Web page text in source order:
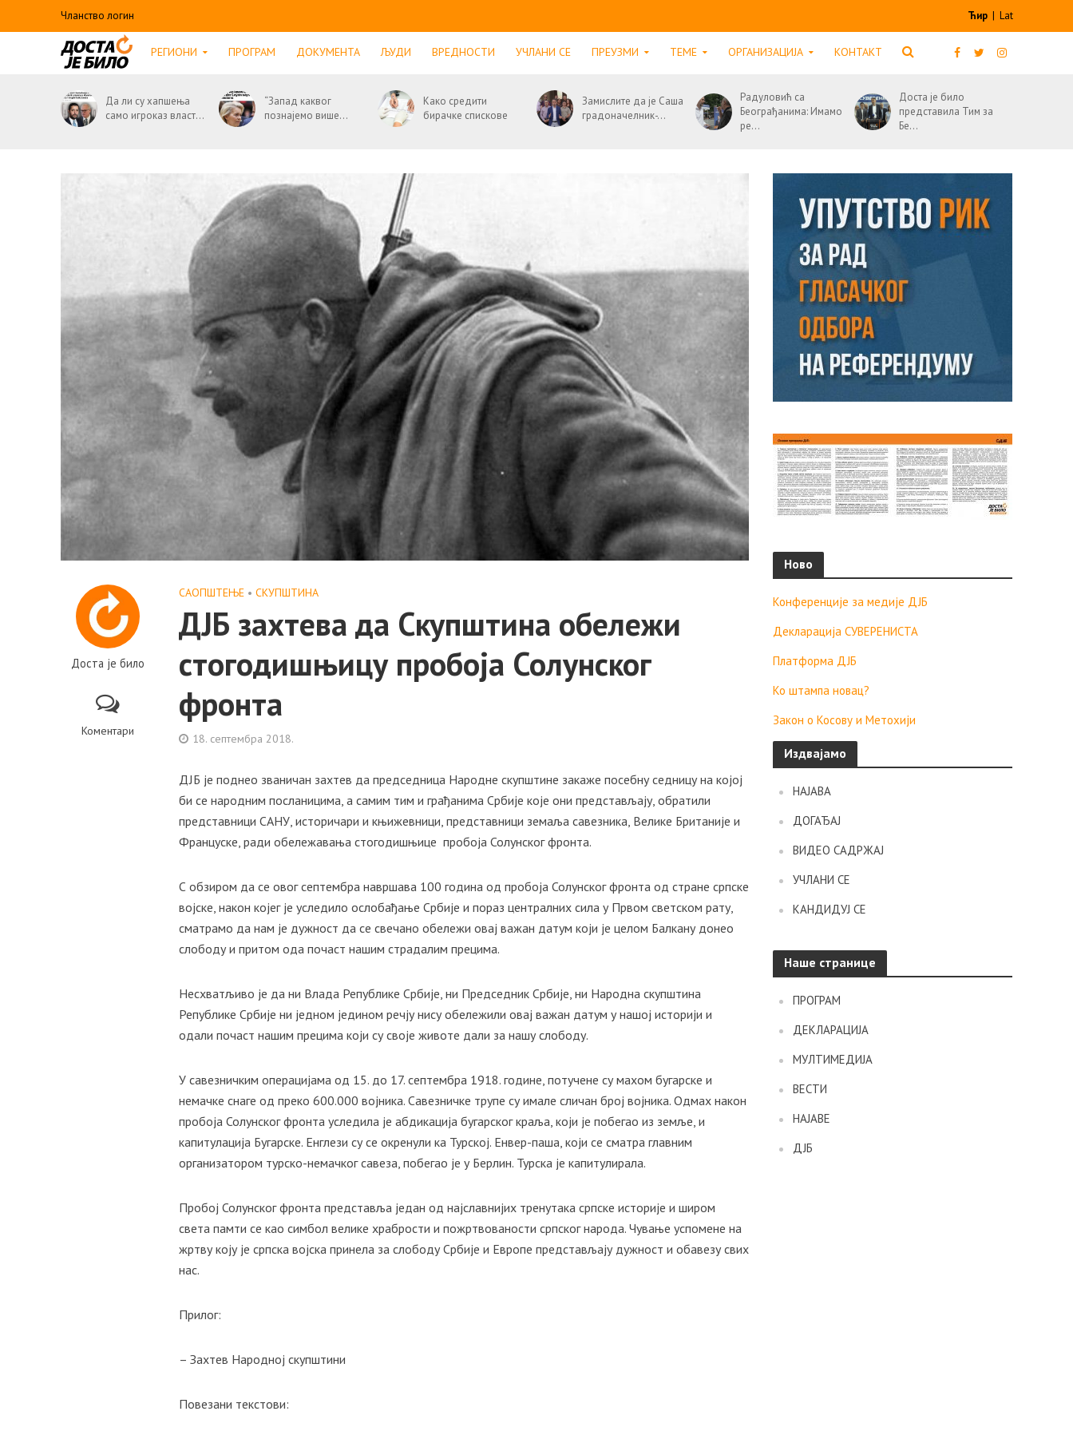
Чланство логин Ћир | Lat
РЕГИОНИ ПРОГРАМ ДОКУМЕНТА ЉУДИ ВРЕДНОСТИ УЧЛАНИ СЕ ПРЕУЗМИ ТЕМЕ ОРГАНИЗАЦИЈА КОНТАКТ
Да ли су хапшења
само игроказ власт...
“Запад каквог
познајемо више...
Како средити
бирачке спискове
Замислите да је Саша
градоначелник-...
Радуловић са
Београђанима: Имамо
ре...
Доста је било
представила Тим за
Бе...
Доста је било
Коментари
САОПШТЕЊE • СКУПШТИНА
ДЈБ захтева да Скупштина обележи
стогодишњицу пробоја Солунског
фронта
18. септембра 2018.
ДЈБ је поднео званичан захтев да председница Народне скупштине закаже посебну седницу на којој
би се народним посланицима, а самим тим и грађанима Србије које они представљају, обратили
представници САНУ, историчари и књижевници, представници земаља савезника, Велике Британије и
Француске, ради обележавања стогодишњице пробоја Солунског фронта.
С обзиром да се овог септембра навршава 100 година од пробоја Солунског фронта од стране српске
војске, након којег је уследило ослобађање Србије и пораз централних сила у Првом светском рату,
сматрамо да нам је дужност да се свечано обележи овај важан датум који је целом Балкану донео
слободу и притом ода почаст нашим страдалим прецима.
Несхватљиво је да ни Влада Републике Србије, ни Председник Србије, ни Народна скупштина
Републике Србије ни једном једином речју нису обележили овај важан датум у нашој историји и
одали почаст нашим прецима који су своје животе дали за нашу слободу.
У савезничким операцијама од 15. до 17. септембра 1918. године, потучене су махом бугарске и
немачке снаге од преко 600.000 војника. Савезничке трупе су имале сличан број војника. Одмах након
пробоја Солунског фронта уследила је абдикација бугарског краља, који је побегао из земље, и
капитулација Бугарске. Енглези су се окренули ка Турској. Енвер-паша, који се сматра главним
организатором турско-немачког савеза, побегао је у Берлин. Турска је капитулирала.
Пробој Солунског фронта представља један од најславнијих тренутака српске историје и широм
света памти се као симбол велике храбрости и пожртвованости српског народа. Чување успомене на
жртву коју је српска војска принела за слободу Србије и Европе представљају дужност и обавезу свих
нас.
Прилог:
– Захтев Народној скупштини
Повезани текстови:
Ново
Конференције за медије ДЈБ
Декларација СУВЕРЕНИСТА
Платформа ДЈБ
Ко штампа новац?
Закон о Косову и Метохији
Издвајамо
НАЈАВА
ДОГАЂАЈ
ВИДЕО САДРЖАЈ
УЧЛАНИ СЕ
КАНДИДУЈ СЕ
Наше странице
ПРОГРАМ
ДЕКЛАРАЦИЈА
МУЛТИМЕДИЈА
ВЕСТИ
НАЈАВЕ
ДЈБ